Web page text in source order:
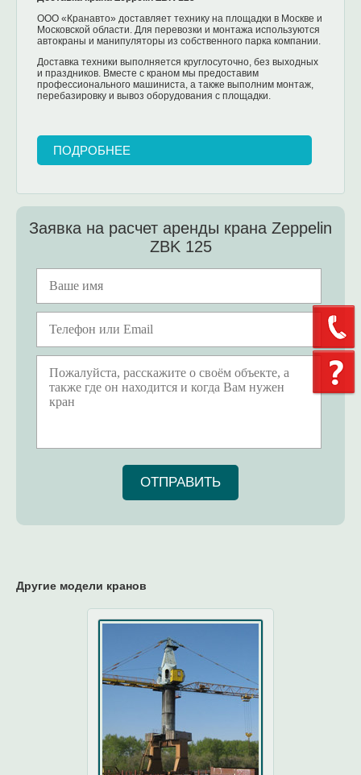
ООО «Кранавто» доставляет технику на площадки в Москве и
Московской области. Для перевозки и монтажа используются
автокраны и манипуляторы из собственного парка компании.
Доставка техники выполняется круглосуточно, без выходных
и праздников. Вместе с краном мы предоставим
профессионального машиниста, а также выполним монтаж,
перебазировку и вывоз оборудования с площадки.
ПОДРОБНЕЕ
Заявка на расчет аренды крана Zeppelin
ZBK 125
ОТПРАВИТЬ
Другие модели кранов